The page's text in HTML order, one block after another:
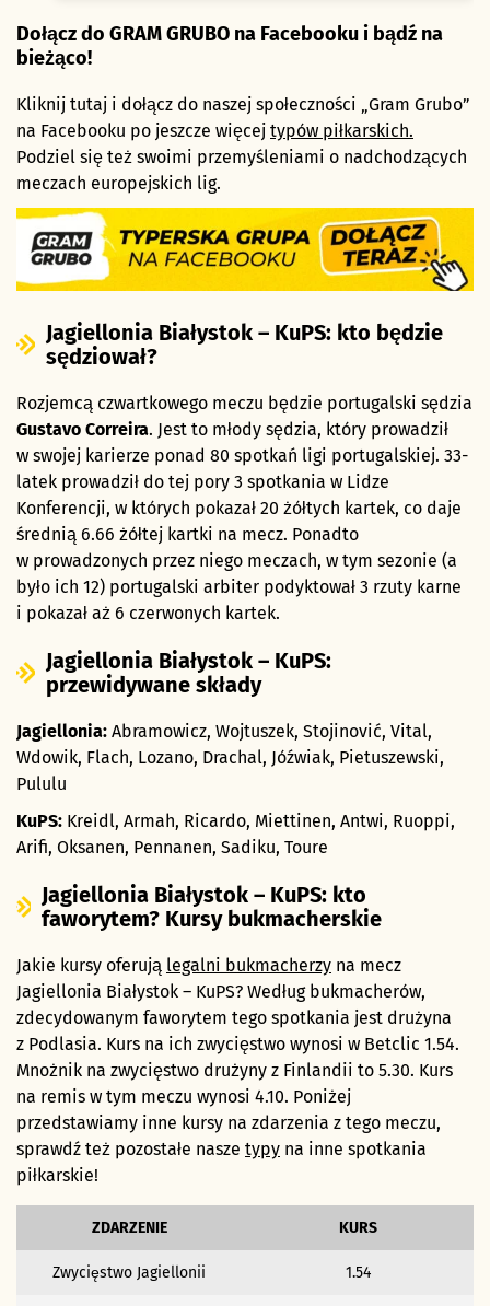
Dołącz do GRAM GRUBO na Facebooku i bądź na
bieżąco!
Kliknij tutaj i dołącz do naszej społeczności „Gram Grubo”
na Facebooku po jeszcze więcej typów piłkarskich.
Podziel się też swoimi przemyśleniami o nadchodzących
meczach europejskich lig.
Jagiellonia Białystok – KuPS: kto będzie
sędziował?
Rozjemcą czwartkowego meczu będzie portugalski sędzia
Gustavo Correira. Jest to młody sędzia, który prowadził
w swojej karierze ponad 80 spotkań ligi portugalskiej. 33-
latek prowadził do tej pory 3 spotkania w Lidze
Konferencji, w których pokazał 20 żółtych kartek, co daje
średnią 6.66 żółtej kartki na mecz. Ponadto
w prowadzonych przez niego meczach, w tym sezonie (a
było ich 12) portugalski arbiter podyktował 3 rzuty karne
i pokazał aż 6 czerwonych kartek.
Jagiellonia Białystok – KuPS:
przewidywane składy
Jagiellonia: Abramowicz, Wojtuszek, Stojinović, Vital,
Wdowik, Flach, Lozano, Drachal, Jóźwiak, Pietuszewski,
Pululu
KuPS: Kreidl, Armah, Ricardo, Miettinen, Antwi, Ruoppi,
Arifi, Oksanen, Pennanen, Sadiku, Toure
Jagiellonia Białystok – KuPS: kto
faworytem? Kursy bukmacherskie
Jakie kursy oferują legalni bukmacherzy na mecz
Jagiellonia Białystok – KuPS? Według bukmacherów,
zdecydowanym faworytem tego spotkania jest drużyna
z Podlasia. Kurs na ich zwycięstwo wynosi w Betclic 1.54.
Mnożnik na zwycięstwo drużyny z Finlandii to 5.30. Kurs
na remis w tym meczu wynosi 4.10. Poniżej
przedstawiamy inne kursy na zdarzenia z tego meczu,
sprawdź też pozostałe nasze typy na inne spotkania
piłkarskie!
ZDARZENIE KURS
Zwycięstwo Jagiellonii 1.54